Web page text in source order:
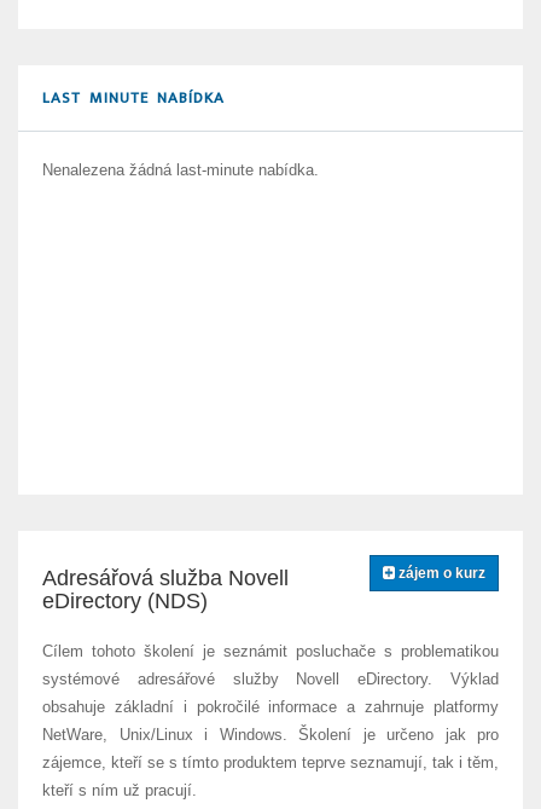
LAST MINUTE NABÍDKA
Nenalezena žádná last-minute nabídka.
zájem o kurz
Adresářová služba Novell
eDirectory (NDS)
Cílem tohoto školení je seznámit posluchače s problematikou
systémové adresářové služby Novell eDirectory. Výklad
obsahuje základní i pokročilé informace a zahrnuje platformy
NetWare, Unix/Linux i Windows. Školení je určeno jak pro
zájemce, kteří se s tímto produktem teprve seznamují, tak i těm,
kteří s ním už pracují.